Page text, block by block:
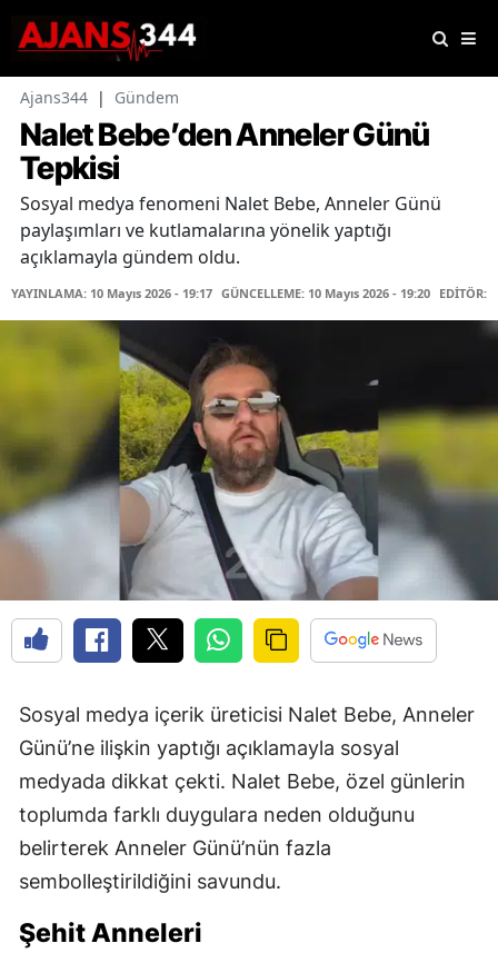
Ajans344 | Gündem
Nalet Bebe’den Anneler Günü
Tepkisi
Sosyal medya fenomeni Nalet Bebe, Anneler Günü
paylaşımları ve kutlamalarına yönelik yaptığı
açıklamayla gündem oldu.
YAYINLAMA: 10 Mayıs 2026 - 19:17 GÜNCELLEME: 10 Mayıs 2026 - 19:20 EDİTÖR:
Sosyal medya içerik üreticisi Nalet Bebe, Anneler
Günü’ne ilişkin yaptığı açıklamayla sosyal
medyada dikkat çekti. Nalet Bebe, özel günlerin
toplumda farklı duygulara neden olduğunu
belirterek Anneler Günü’nün fazla
sembolleştirildiğini savundu.
Şehit Anneleri